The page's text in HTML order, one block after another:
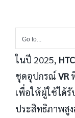
Go to...
ในปี 2025,
ชุดอุปกรณ์VR
เพื่อให้ผู้ใช้ได้
ประสิทธิภาพสูง